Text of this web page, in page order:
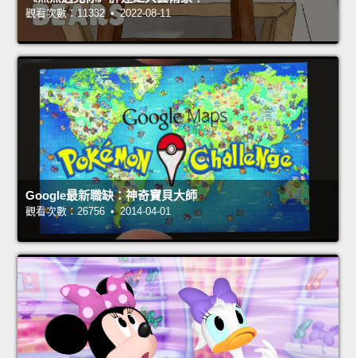
觀看次數：11332 • 2022-08-11
Google最新職缺：神奇寶貝大師
觀看次數：26756 • 2014-04-01